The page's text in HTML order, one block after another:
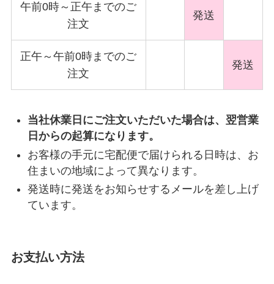
午前0時～正午までのご
注文
発送
正午～午前0時までのご
注文
発送
当社休業日にご注文いただいた場合は、翌営業
日からの起算になります。
お客様の手元に宅配便で届けられる日時は、お
住まいの地域によって異なります。
発送時に発送をお知らせするメールを差し上げ
ています。
お支払い方法